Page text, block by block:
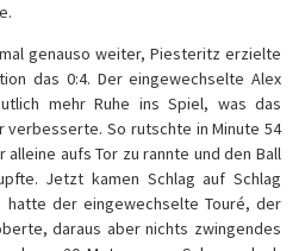
genauso weiter, Piesteritz erzielte
das 0:4. Der eingewechselte Alex
mehr Ruhe ins Spiel, was das
So rutschte in Minute 54
aufs Tor zu rannte und den Ball
Jetzt kamen Schlag auf Schlag
hatte der eingewechselte Touré, der
daraus aber nichts zwingendes